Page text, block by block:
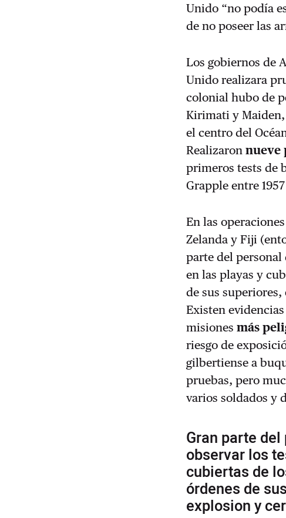
Unido “no podía
de no poseer las
Los gobiernos de
Unido realizara
colonial hubo de
Kirimati y
el centro del
Realizaronnueve
primeros tests de
Grapple entre
En las
Zelanda y Fiji
parte del personal
en las playas y
de sus
Existen
misionesmás
riesgo de
gilbertiense a
pruebas, pero
varios soldados y
Gran parte
observar los
cubiertas de
órdenes de
explosion y